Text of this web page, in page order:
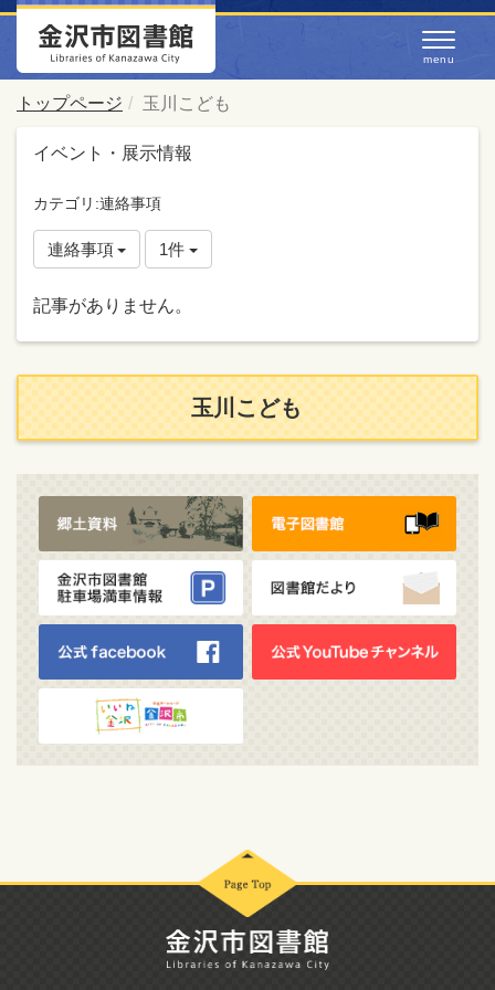
トップページ 玉川こども
イベント・展示情報
カテゴリ:連絡事項
連絡事項 1件
記事がありません。
玉川こども